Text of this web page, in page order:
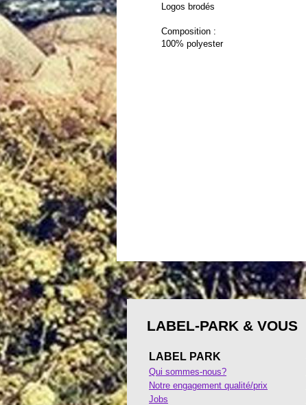
Logos brodés
Composition :
100% polyester
LABEL-PARK & VOUS
LABEL PARK
Qui sommes-nous?
Notre engagement qualité/prix
Jobs